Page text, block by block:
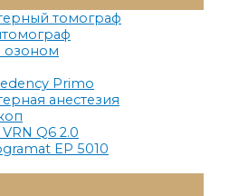
Меню
томограф
озоном
Primo
анестезия
Q6 2.0
EP 5010